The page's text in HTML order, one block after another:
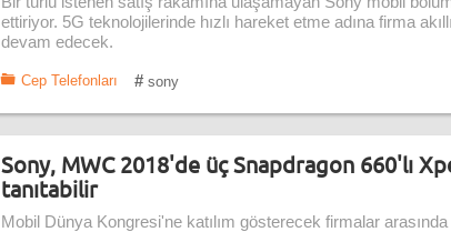
ettiriyor. 5G teknolojilerinde hızlı hareket etme adına firma
devam edecek.
Cep Telefonları # sony
Sony, MWC 2018'de üç Snapdragon 660'lı
tanıtabilir
Mobil Dünya Kongresi'ne katılım gösterecek firmalar